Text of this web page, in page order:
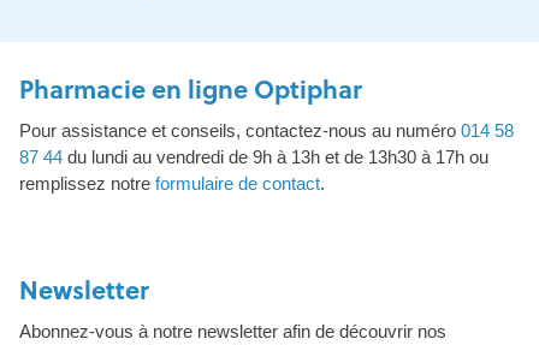
Pharmacie en ligne Optiphar
Pour assistance et conseils, contactez-nous au numéro 014 58
87 44 du lundi au vendredi de 9h à 13h et de 13h30 à 17h ou
remplissez notre formulaire de contact.
Newsletter
Abonnez-vous à notre newsletter afin de découvrir nos